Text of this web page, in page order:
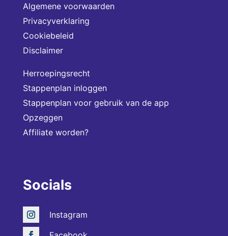
Algemene voorwaarden
Privacyverklaring
Cookiebeleid
Disclaimer
Herroepingsrecht
Stappenplan inloggen
Stappenplan voor gebruik van de app
Opzeggen
Affiliate worden?
Socials